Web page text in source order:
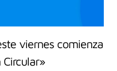
viernes comienza